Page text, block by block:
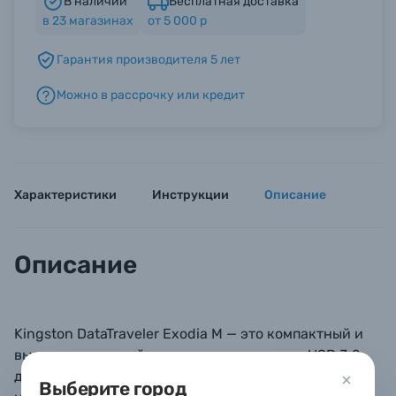
Выберите город
Б/У фототехника (Комиссионные товары)
Уценённые товары
в 23 магазинах
от 5 000 р
Гарантия производителя 5 лет
Можно в рассрочку или кредит
Характеристики Инструкции Описание
Описание
Kingston DataTraveler Exodia M — это компактный и
высокоскоростной накопитель стандарта USB 3.2
для хранения и переноса данных, совместимый с